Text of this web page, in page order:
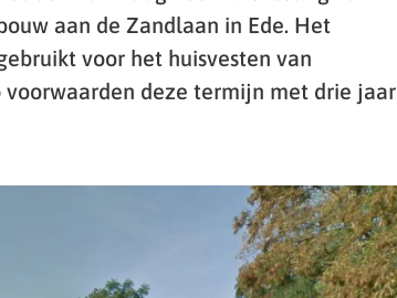
aan de Zandlaan in Ede. Het
voor het huisvesten van
deze termijn met drie jaar